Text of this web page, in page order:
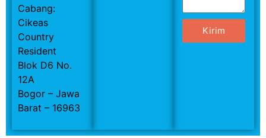
Cabang:
Cikeas
Country
Resident
Blok D6 No.
12A
Bogor – Jawa
Barat – 16963
Kirim